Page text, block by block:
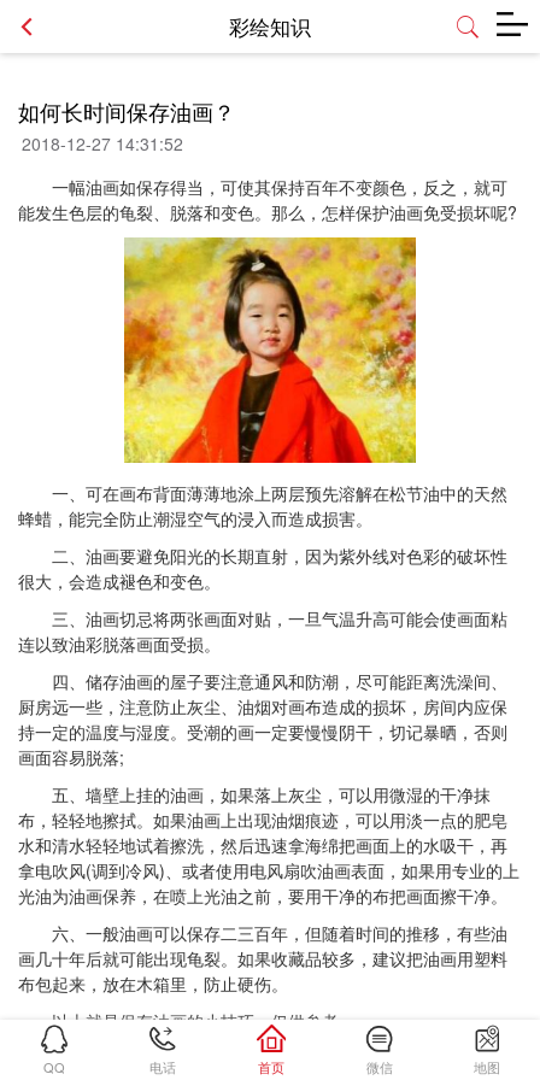
彩绘知识
QQ 电话 首页 微信 地图
如何长时间保存油画？
2018-12-27 14:31:52
一幅油画如保存得当，可使其保持百年不变颜色，反之，就可
能发生色层的龟裂、脱落和变色。那么，怎样保护油画免受损坏呢?
一、可在画布背面薄薄地涂上两层预先溶解在松节油中的天然
蜂蜡，能完全防止潮湿空气的浸入而造成损害。
二、油画要避免阳光的长期直射，因为紫外线对色彩的破坏性
很大，会造成褪色和变色。
三、油画切忌将两张画面对贴，一旦气温升高可能会使画面粘
连以致油彩脱落画面受损。
四、储存油画的屋子要注意通风和防潮，尽可能距离洗澡间、
厨房远一些，注意防止灰尘、油烟对画布造成的损坏，房间内应保
持一定的温度与湿度。受潮的画一定要慢慢阴干，切记暴晒，否则
画面容易脱落;
五、墙壁上挂的油画，如果落上灰尘，可以用微湿的干净抹
布，轻轻地擦拭。如果油画上出现油烟痕迹，可以用淡一点的肥皂
水和清水轻轻地试着擦洗，然后迅速拿海绵把画面上的水吸干，再
拿电吹风(调到冷风)、或者使用电风扇吹油画表面，如果用专业的上
光油为油画保养，在喷上光油之前，要用干净的布把画面擦干净。
六、一般油画可以保存二三百年，但随着时间的推移，有些油
画几十年后就可能出现龟裂。如果收藏品较多，建议把油画用塑料
布包起来，放在木箱里，防止硬伤。
以上就是保存油画的小技巧，仅供参考。